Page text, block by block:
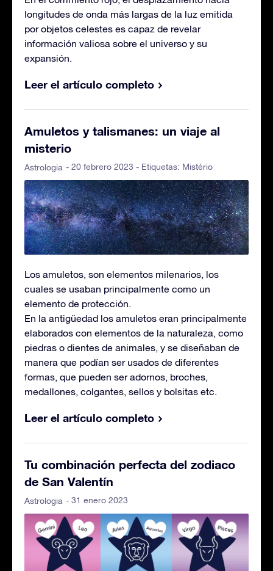
longitudes de onda más largas de la luz emitida
por objetos celestes es capaz de revelar
información valiosa sobre el universo y su
expansión.
Leer el artículo completo
Amuletos y talismanes: un viaje al
misterio
Astrologia - 20 febrero 2023 - Etiquetas: Mistério
Los amuletos, son elementos milenarios, los
cuales se usaban principalmente como un
elemento de protección.
En la antigüedad los amuletos eran principalmente
elaborados con elementos de la naturaleza, como
piedras o dientes de animales, y se diseñaban de
manera que podían ser usados de diferentes
formas, que pueden ser adornos, broches,
medallones, colgantes, sellos y bolsitas etc.
Leer el artículo completo
Tu combinación perfecta del zodiaco
de San Valentín
Astrologia - 31 enero 2023